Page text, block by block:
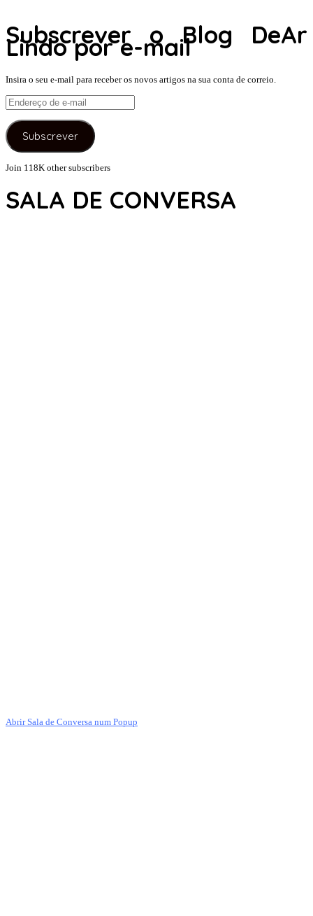
Subscrever o Blog DeAr
Lindo por e-mail
Insira o seu e-mail para receber os novos artigos na sua conta de correio.
Endereço
de
e-
mail
Subscrever
Join 118K other subscribers
SALA DE CONVERSA
Abrir Sala de Conversa num Popup